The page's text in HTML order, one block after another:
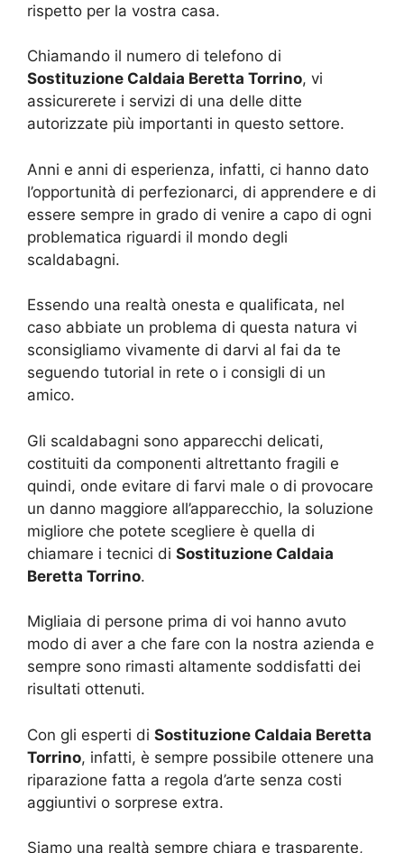
rispetto per la vostra casa.
Chiamando il numero di telefono di
Sostituzione Caldaia Beretta Torrino, vi
assicurerete i servizi di una delle ditte
autorizzate più importanti in questo settore.
Anni e anni di esperienza, infatti, ci hanno dato
l’opportunità di perfezionarci, di apprendere e di
essere sempre in grado di venire a capo di ogni
problematica riguardi il mondo degli
scaldabagni.
Essendo una realtà onesta e qualificata, nel
caso abbiate un problema di questa natura vi
sconsigliamo vivamente di darvi al fai da te
seguendo tutorial in rete o i consigli di un
amico.
Gli scaldabagni sono apparecchi delicati,
costituiti da componenti altrettanto fragili e
quindi, onde evitare di farvi male o di provocare
un danno maggiore all’apparecchio, la soluzione
migliore che potete scegliere è quella di
chiamare i tecnici di Sostituzione Caldaia
Beretta Torrino.
Migliaia di persone prima di voi hanno avuto
modo di aver a che fare con la nostra azienda e
sempre sono rimasti altamente soddisfatti dei
risultati ottenuti.
Con gli esperti di Sostituzione Caldaia Beretta
Torrino, infatti, è sempre possibile ottenere una
riparazione fatta a regola d’arte senza costi
aggiuntivi o sorprese extra.
Siamo una realtà sempre chiara e trasparente,